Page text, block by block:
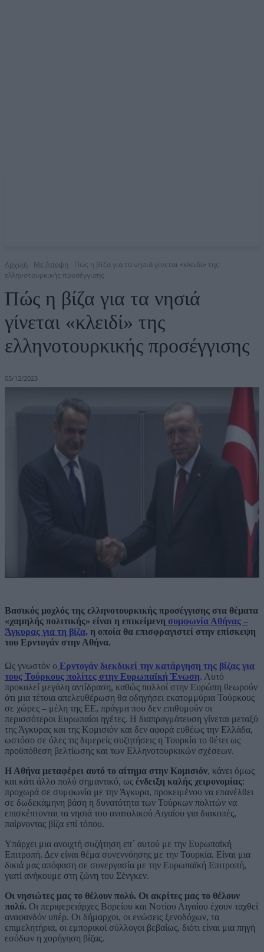
Αρχική Με Άποψη
Πώς η βίζα για τα νησιά γίνεται «κλειδί» της
ελληνοτουρκικής προσέγγισης
Πώς η βίζα για τα νησιά
γίνεται «κλειδί» της
ελληνοτουρκικής προσέγγισης
05/12/2023
Βασικός μοχλός της ελληνοτουρκικής προσέγγισης στα θέματα
«χαμηλής πολιτικής» είναι η επικείμενη συμφωνία Αθήνας –
Άγκυρας για τη βίζα, η οποία θα επισφραγιστεί στην επίσκεψη
του Ερντογάν στην Αθήνα.
Ως γνωστόν ο Ερντογάν διεκδικεί την κατάργηση της βίζας για
τους Τούρκους πολίτες στην Ευρωπαϊκή Ένωση. Αυτό
προκαλεί μεγάλη αντίδραση, καθώς πολλοί στην Ευρώπη θεωρούν
ότι μια τέτοια απελευθέρωση θα οδηγήσει εκατομμύρια Τούρκους
σε χώρες – μέλη της ΕΕ, πράγμα που δεν επιθυμούν οι
περισσότεροι Ευρωπαίοι ηγέτες. Η διαπραγμάτευση γίνεται μεταξύ
της Άγκυρας και της Κομισιόν και δεν αφορά ευθέως την Ελλάδα,
ωστόσο σε όλες τις διμερείς συζητήσεις η Τουρκία το θέτει ως
προϋπόθεση βελτίωσης και των Ελληνοτουρκικών σχέσεων.
Η Αθήνα μεταφέρει αυτό το αίτημα στην Κομισιόν, κάνει όμως
και κάτι άλλο πολύ σημαντικό, ως ένδειξη καλής χειρονομίας:
προχωρά σε συμφωνία με την Άγκυρα, προκειμένου να επανέλθει
σε δωδεκάμηνη βάση η δυνατότητα των Τούρκων πολιτών να
επισκέπτονται τα νησιά του ανατολικού Αιγαίου για διακοπές,
παίρνοντας βίζα επί τόπου.
Υπάρχει μια ανοιχτή συζήτηση επ´ αυτού με την Ευρωπαϊκή
Επιτροπή. Δεν είναι θέμα συνεννόησης με την Τουρκία. Είναι μια
δικιά μας απόφαση σε συνεργασία με την Ευρωπαϊκή Επιτροπή,
γιατί ανήκουμε στη ζώνη του Σένγκεν.
Οι νησιώτες μας το θέλουν πολύ. Οι ακρίτες μας το θέλουν
πολύ. Οι περιφερειάρχες Βορείου και Νοτίου Αιγαίου έχουν ταχθεί
αναφανδόν υπέρ. Οι δήμαρχοι, οι ενώσεις ξενοδόχων, τα
επιμελητήρια, οι εμπορικοί σύλλογοι βεβαίως, διότι είναι μια πηγή
εσόδων η χορήγηση βίζας.